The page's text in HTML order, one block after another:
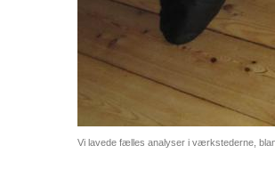
Vi lavede fælles analyser i værkstederne,